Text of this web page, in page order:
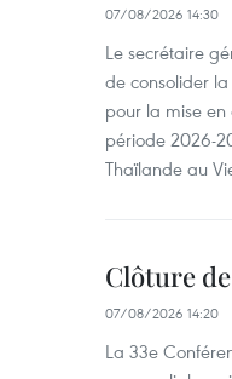
07/08/2026 14:30
Le secrétaire
de consolider
pour la mise
période 2026-
Thaïlande au
Clôture
07/08/2026 14:20
La 33e